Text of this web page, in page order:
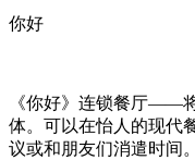
你好
《你好》连锁餐厅——
体。可以在怡人的现代
议或和朋友们消遣时间